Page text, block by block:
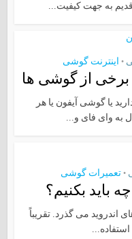
به جهت کیفیت...
اینترنت گوشی •
از گوشی ها
یا گوشی آیفون یا هر
به وای فای و...
تعمیرات گوشی •
باید بکنیم؟
اندروید می گذرد. تقریباً
استفاده...